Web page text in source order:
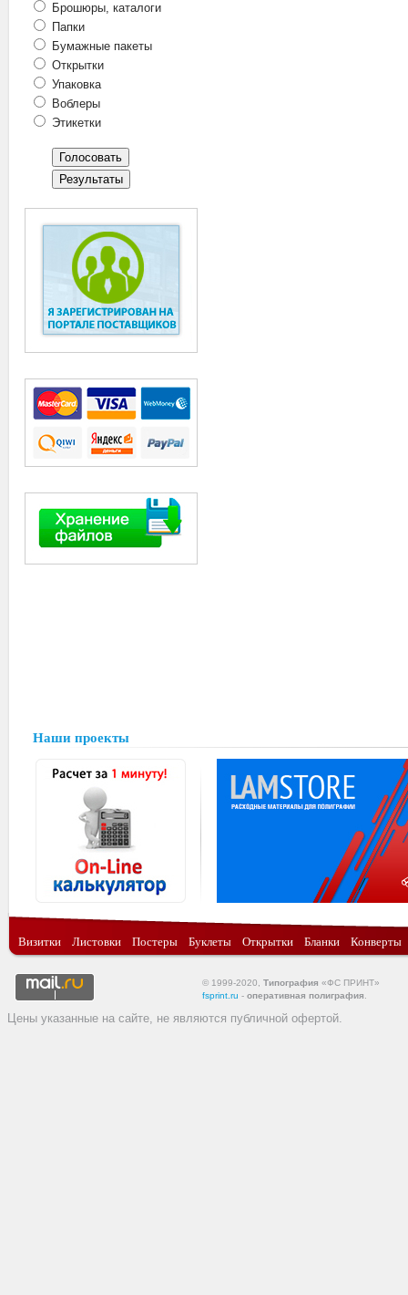
Брошюры, каталоги
Папки
Бумажные пакеты
Открытки
Упаковка
Воблеры
Этикетки
Наши проекты
Визитки Листовки Постеры Буклеты Открытки Бланки Конверты
© 1999-2020, Типография «ФС ПРИНТ»
fsprint.ru - оперативная полиграфия
Цены указанные на сайте, не являются публичной офертой.